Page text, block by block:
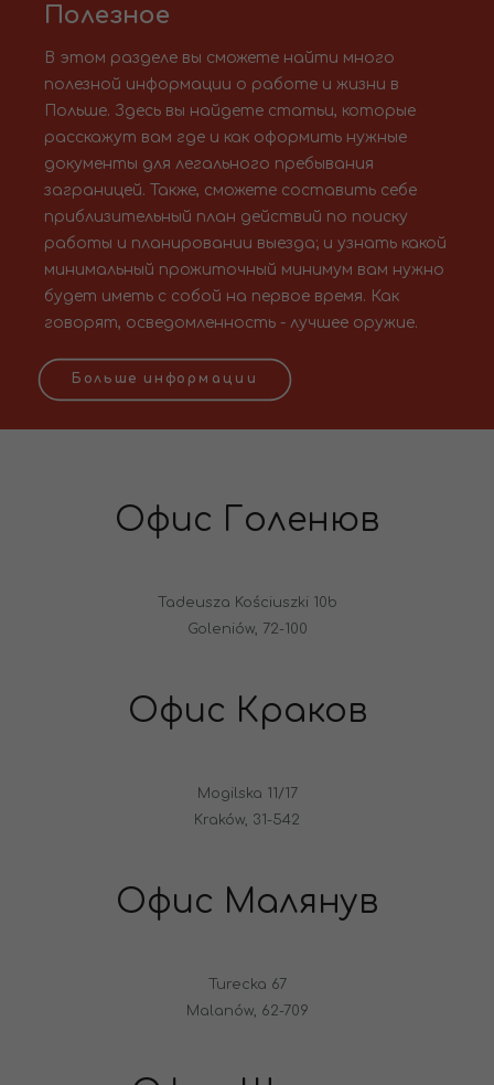
Полезное
В этом разделе вы сможете найти много
полезной информации о работе и жизни в
Польше. Здесь вы найдете статьи, которые
расскажут вам где и как оформить нужные
документы для легального пребывания
заграницей. Также, сможете составить себе
приблизительный план действий по поиску
работы и планировании выезда; и узнать какой
минимальный прожиточный минимум вам нужно
будет иметь с собой на первое время. Как
говорят, осведомленность - лучшее оружие.
Больше информации
Офис Голенюв
Tadeusza Kościuszki 10b
Goleniów, 72-100
Офис Краков
Mogilska 11/17
Kraków, 31-542
Офис Малянув
Turecka 67
Malanów, 62-709